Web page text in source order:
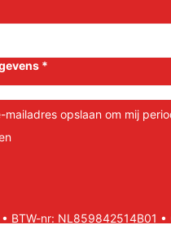
*
mailadres opslaan om mij
BTW-nr: NL859842514B01